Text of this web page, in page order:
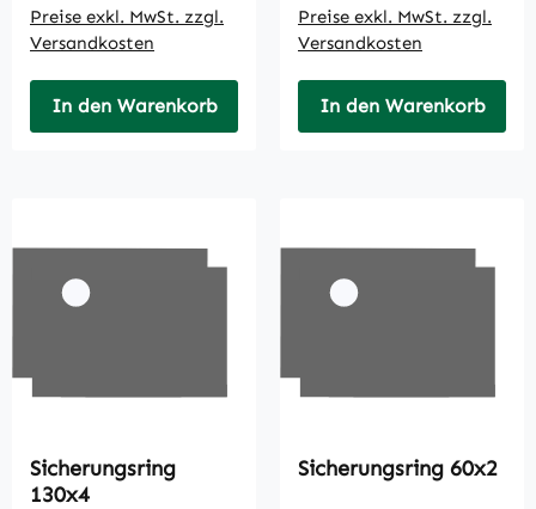
Preise exkl. MwSt. zzgl.
Versandkosten
In den Warenkorb
Preise exkl. MwSt. zzgl.
Versandkosten
In den Warenkorb
Sicherungsring
130x4
Sicherungsring 60x2